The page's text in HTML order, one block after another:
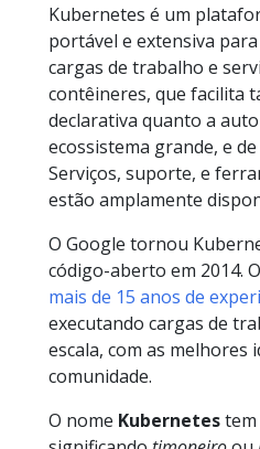
Kubernetes é um
portável e extensiva
cargas de trabalho e
contêineres, que facilita
declarativa quanto a
ecossistema grande, e
Serviços, suporte, e
estão amplamente
O Google tornou
código-aberto em 2014.
mais de 15 anos de
executando cargas de
escala, com as melhores
comunidade.
O nome Kubernetes